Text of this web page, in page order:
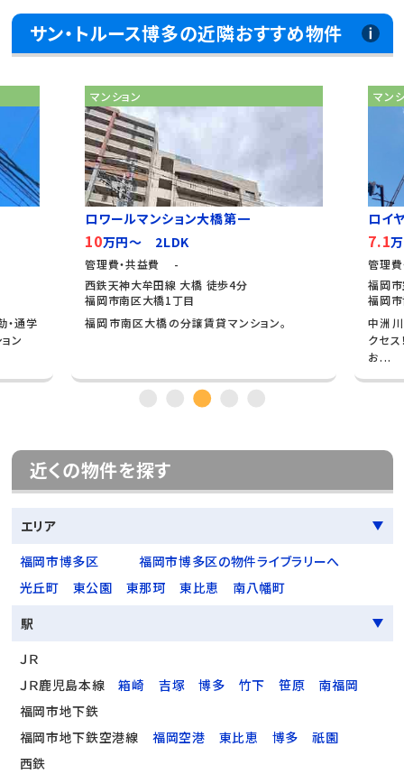
サン・トルース博多の近隣おすすめ物件
・通学
ン
マンション
ロワールマンション大橋第一
10万円～ 2LDK
管理費・共益費 -
西鉄天神大牟田線 大橋 徒歩4分
福岡市南区大橋1丁目
福岡市南区大橋の分譲賃貸マンション。
マン
ロイ
7.1
管理
福岡
福岡
中洲
クセ
お...
近くの物件を探す
エリア
福岡市博多区
福岡市博多区の物件ライブラリーへ
光丘町
東公園 東那珂 東比恵
南八幡町
駅
ＪＲ
ＪＲ鹿児島本線
箱崎 吉塚 博多 竹下 笹原
南福岡
福岡市地下鉄
福岡市地下鉄空港線
福岡空港 東比恵 博多
祇園
西鉄